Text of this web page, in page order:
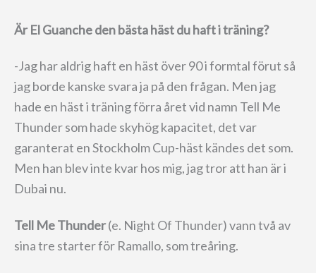
Är El Guanche den bästa häst du haft i träning?
-Jag har aldrig haft en häst över 90 i formtal förut så
jag borde kanske svara ja på den frågan. Men jag
hade en häst i träning förra året vid namn Tell Me
Thunder som hade skyhög kapacitet, det var
garanterat en Stockholm Cup-häst kändes det som.
Men han blev inte kvar hos mig, jag tror att han är i
Dubai nu.
Tell Me Thunder(e. Night Of Thunder) vann två av
sina tre starter för Ramallo, som treåring.